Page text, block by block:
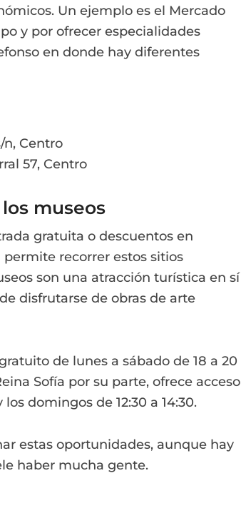
Un ejemplo es el Mercado
y por ofrecer especialidades
en donde hay diferentes
n, Centro
57, Centro
museos
gratuita o descuentos en
recorrer estos sitios
son una atracción turística en sí
disfrutarse de obras de arte
de lunes a sábado de 18 a 20
Sofía por su parte, ofrece acceso
domingos de 12:30 a 14:30.
estas oportunidades, aunque hay
haber mucha gente.